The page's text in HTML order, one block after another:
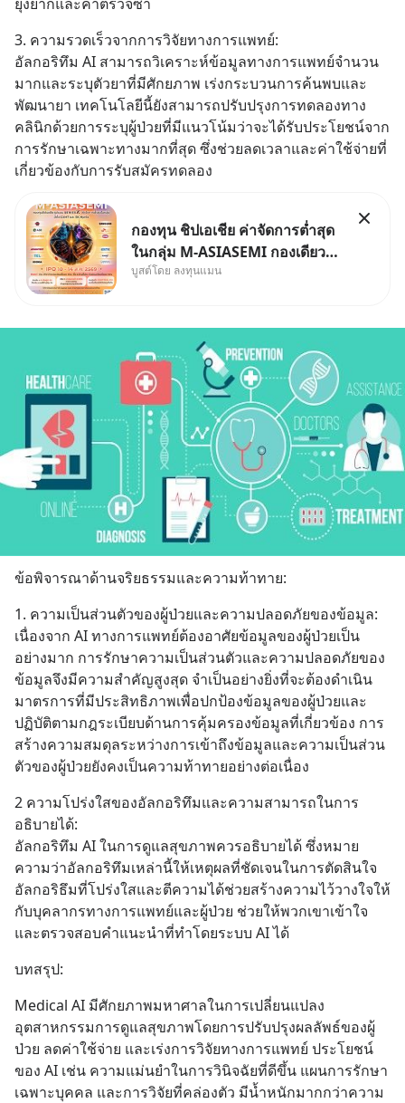
3. ความรวดเร็วจากการวิจัยทางการแพทย์:
อัลกอริทึม AI สามารถวิเคราะห์ข้อมูลทางการแพทย์จำนวน
มากและระบุตัวยาที่มีศักยภาพ เร่งกระบวนการค้นพบและ
พัฒนายา เทคโนโลยีนี้ยังสามารถปรับปรุงการทดลองทาง
คลินิกด้วยการระบุผู้ป่วยที่มีแนวโน้มว่าจะได้รับประโยชน์จาก
การรักษาเฉพาะทางมากที่สุด ซึ่งช่วยลดเวลาและค่าใช้จ่ายที่
เกี่ยวข้องกับการรับสมัครทดลอง
กองทุน ชิปเอเชีย ค่าจัดการต่ำสุด
ในกลุ่ม M-ASIASEMI กองเดียว
ครบ มีทั้ง CXMT จากจีน TSMC
บูสต์โดย ลงทุนแมน
ข้อพิจารณาด้านจริยธรรมและความท้าทาย:
1. ความเป็นส่วนตัวของผู้ป่วยและความปลอดภัยของข้อมูล:
เนื่องจาก AI ทางการแพทย์ต้องอาศัยข้อมูลของผู้ป่วยเป็น
อย่างมาก การรักษาความเป็นส่วนตัวและความปลอดภัยของ
ข้อมูลจึงมีความสำคัญสูงสุด จำเป็นอย่างยิ่งที่จะต้องดำเนิน
มาตรการที่มีประสิทธิภาพเพื่อปกป้องข้อมูลของผู้ป่วยและ
ปฏิบัติตามกฎระเบียบด้านการคุ้มครองข้อมูลที่เกี่ยวข้อง การ
สร้างความสมดุลระหว่างการเข้าถึงข้อมูลและความเป็นส่วน
ตัวของผู้ป่วยยังคงเป็นความท้าทายอย่างต่อเนื่อง
2 ความโปร่งใสของอัลกอริทึมและความสามารถในการ
อธิบายได้:
อัลกอริทึม AI ในการดูแลสุขภาพควรอธิบายได้ ซึ่งหมาย
ความว่าอัลกอริทึมเหล่านี้ให้เหตุผลที่ชัดเจนในการตัดสินใจ
อัลกอริธึมที่โปร่งใสและตีความได้ช่วยสร้างความไว้วางใจให้
กับบุคลากรทางการแพทย์และผู้ป่วย ช่วยให้พวกเขาเข้าใจ
และตรวจสอบคำแนะนำที่ทำโดยระบบ AI ได้
บทสรุป:
Medical AI มีศักยภาพมหาศาลในการเปลี่ยนแปลง
อุตสาหกรรมการดูแลสุขภาพโดยการปรับปรุงผลลัพธ์ของผู้
ป่วย ลดค่าใช้จ่าย และเร่งการวิจัยทางการแพทย์ ประโยชน์
ของ AI เช่น ความแม่นยำในการวินิจฉัยที่ดีขึ้น แผนการรักษา
เฉพาะบุคคล และการวิจัยที่คล่องตัว มีน้ำหนักมากกว่าความ